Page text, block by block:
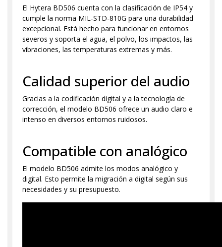
El Hytera BD506 cuenta con la clasificación de IP54 y
cumple la norma MIL-STD-810G para una durabilidad
excepcional. Está hecho para funcionar en entornos
severos y soporta el agua, el polvo, los impactos, las
vibraciones, las temperaturas extremas y más.
Calidad superior del audio
Gracias a la codificación digital y a la tecnología de
corrección, el modelo BD506 ofrece un audio claro e
intenso en diversos entornos ruidosos.
Compatible con analógico
El modelo BD506 admite los modos analógico y
digital. Esto permite la migración a digital según sus
necesidades y su presupuesto.